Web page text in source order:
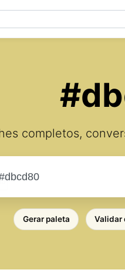
completos,
Gerar paleta Validar